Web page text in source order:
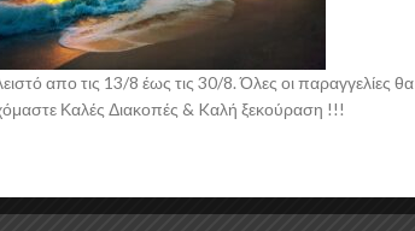
απο τις 13/8 έως τις 30/8. Όλες οι παραγγελίες
Καλές Διακοπές & Kαλή ξεκούραση !!!